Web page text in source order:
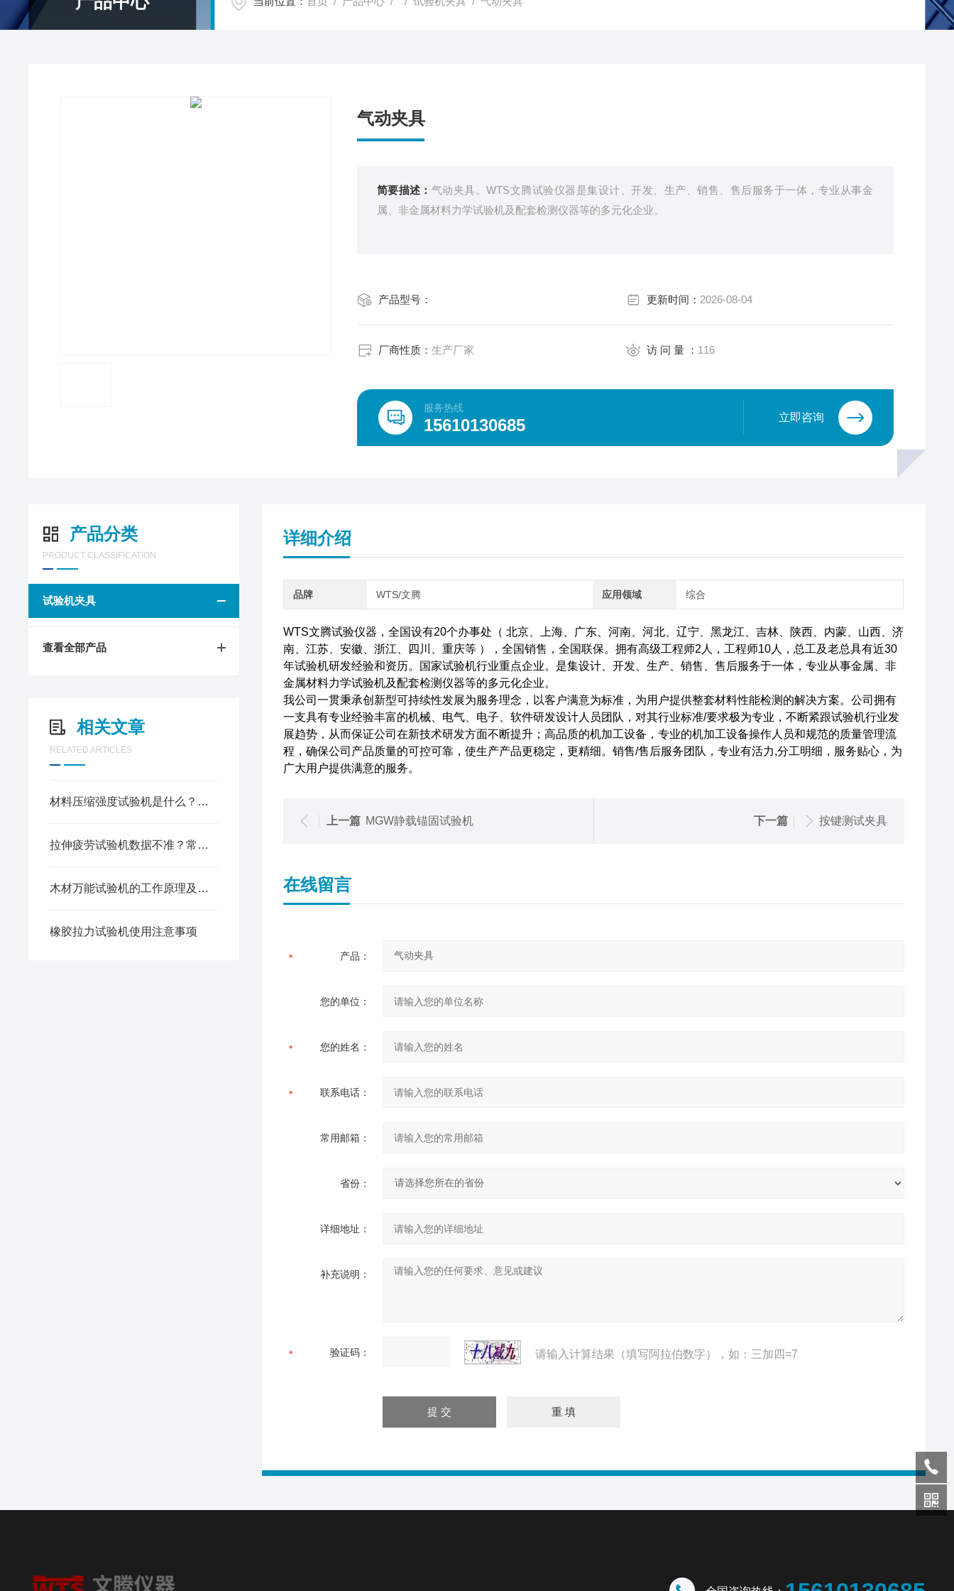
气动夹具
简要描述： 气动夹具。WTS文腾试验仪器是集设计、开发、生产、销售、售后服务于一体，专业从事金
属、非金属材料力学试验机及配套检测仪器等的多元化企业。
产品型号： 更新时间： 2026-08-04
厂商性质： 生产厂家 访 问 量 ： 116
服务热线
15610130685 立即咨询
产品分类
PRODUCT CLASSIFICATION
试验机夹具
查看全部产品
相关文章
RELATED ARTICLES
材料压缩强度试验机是什么？工作原理与核心构成全解析
拉伸疲劳试验机数据不准？常见故障排查与解决办法
木材万能试验机的工作原理及使用方法
橡胶拉力试验机使用注意事项
详细介绍
品牌 WTS/文腾 应用领域 综合
WTS文腾试验仪器，全国设有20个办事处（ 北京、上海、广东、河南、河北、辽宁、黑龙江、吉林、陕西、内蒙、山西、济
南、江苏、安徽、浙江、四川、重庆等 ），全国销售，全国联保。拥有高级工程师2人，工程师10人，总工及老总具有近30
年试验机研发经验和资历。国家试验机行业重点企业。是集设计、开发、生产、销售、售后服务于一体，专业从事金属、非
金属材料力学试验机及配套检测仪器等的多元化企业。
我公司一贯秉承创新型可持续性发展为服务理念，以客户满意为标准，为用户提供整套材料性能检测的解决方案。公司拥有
一支具有专业经验丰富的机械、电气、电子、软件研发设计人员团队，对其行业标准/要求极为专业，不断紧跟试验机行业发
展趋势，从而保证公司在新技术研发方面不断提升；高品质的机加工设备，专业的机加工设备操作人员和规范的质量管理流
程，确保公司产品质量的可控可靠，使生产产品更稳定，更精细。销售/售后服务团队，专业有活力,分工明细，服务贴心，为
广大用户提供满意的服务。
上一篇 MGW静载锚固试验机 下一篇 按键测试夹具
在线留言
产品：
您的单位：
您的姓名：
联系电话：
常用邮箱：
省份：
详细地址：
补充说明：
验证码： 请输入计算结果（填写阿拉伯数字），如：三加四=7